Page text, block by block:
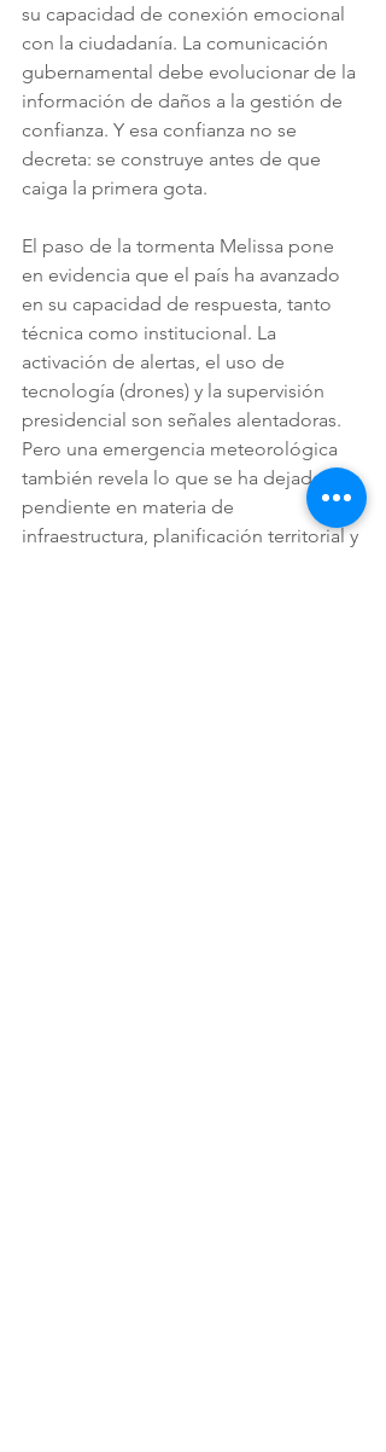
su capacidad de conexión emocional
con la ciudadanía. La comunicación
gubernamental debe evolucionar de la
información de daños a la gestión de
confianza. Y esa confianza no se
decreta: se construye antes de que
caiga la primera gota.
El paso de la tormenta Melissa pone
en evidencia que el país ha avanzado
en su capacidad de respuesta, tanto
técnica como institucional. La
activación de alertas, el uso de
tecnología (drones) y la supervisión
presidencial son señales alentadoras.
Pero una emergencia meteorológica
también revela lo que se ha dejado
pendiente en materia de
infraestructura, planificación territorial y